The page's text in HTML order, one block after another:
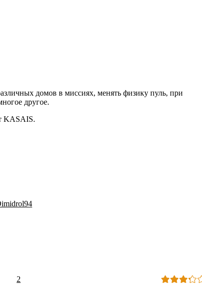
домов в миссиях, менять физику пуль, при
другое.
KASAIS.
2